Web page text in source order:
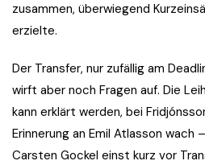
zusammen, überwiegend
erzielte.
Der Transfer, nur zufällig am
wirft aber noch Fragen auf. Die
kann erklärt werden, bei
Erinnerung an Emil Atlasson wach
Carsten Gockel einst kurz vor